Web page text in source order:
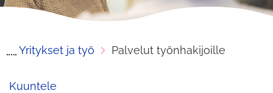
Yritykset ja työ Palvelut työnhakijoille
Kuuntele